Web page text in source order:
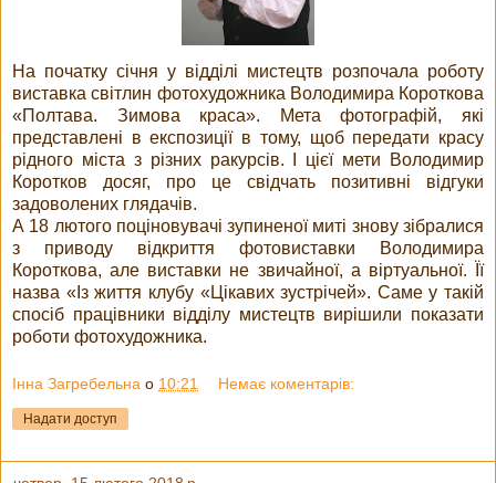
На початку січня у відділі мистецтв розпочала роботу
виставка світлин фотохудожника Володимира Короткова
«Полтава. Зимова краса». Мета фотографій, які
представлені в експозиції в тому, щоб передати красу
рідного міста з різних ракурсів. І цієї мети Володимир
Коротков досяг, про це свідчать позитивні відгуки
задоволених глядачів.
А 18 лютого поціновувачі зупиненої миті знову зібралися
з приводу відкриття фотовиставки Володимира
Короткова, але виставки не звичайної, а віртуальної. Її
назва «Із життя клубу «Цікавих зустрічей». Саме у такій
спосіб працівники відділу мистецтв вирішили показати
роботи фотохудожника.
Інна Загребельна о 10:21 Немає коментарів:
Надати доступ